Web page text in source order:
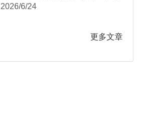
的是臺灣這座島嶼的紋理：
2026/6/24
更多文章